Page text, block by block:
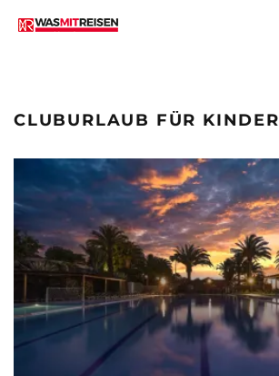
CLUBURLAUB FÜR KINDER